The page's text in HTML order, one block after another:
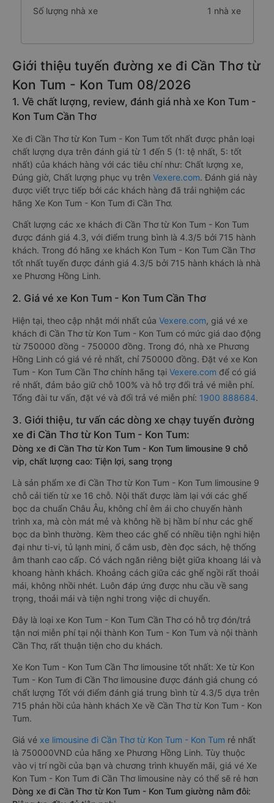
Số lượng nhà xe 1 nhà xe
Giới thiệu tuyến đường xe đi Cần Thơ từ
Kon Tum - Kon Tum 08/2026
1. Về chất lượng, review, đánh giá nhà xe Kon Tum -
Kon Tum Cần Thơ
Xe đi Cần Thơ từ Kon Tum - Kon Tum tốt nhất được phân loại
chất lượng dựa trên đánh giá từ 1 đến 5 (1: tệ nhất, 5: tốt
nhất) của khách hàng với các tiêu chí như: Chất lượng xe,
Đúng giờ, Chất lượng phục vụ trên Vexere.com. Đánh giá này
được viết trực tiếp bởi các khách hàng đã trải nghiệm các
hãng Xe Kon Tum - Kon Tum đi Cần Thơ.
Chất lượng các xe khách đi Cần Thơ từ Kon Tum - Kon Tum
được đánh giá 4.3, với điểm trung bình là 4.3/5 bởi 715 hành
khách. Trong đó hãng xe khách Kon Tum - Kon Tum Cần Thơ
tốt nhất tuyến được đánh giá 4.3/5 bởi 715 hành khách là nhà
xe Phương Hồng Linh.
2. Giá vé xe Kon Tum - Kon Tum Cần Thơ
Hiện tại, theo cập nhật mới nhất của Vexere.com, giá vé xe
khách đi Cần Thơ từ Kon Tum - Kon Tum có mức giá dao động
từ 750000 đồng - 750000 đồng. Trong đó, nhà xe Phương
Hồng Linh có giá vé rẻ nhất, chỉ 750000 đồng. Đặt vé xe Kon
Tum - Kon Tum Cần Thơ chính hãng tại Vexere.com để có giá
rẻ nhất, đảm bảo giữ chỗ 100% và hỗ trợ đổi trả vé miễn phí.
Tổng đài tư vấn, đặt vé và đổi trả vé miễn phí: 1900 888684.
3. Giới thiệu, tư vấn các dòng xe chạy tuyến đường
xe đi Cần Thơ từ Kon Tum - Kon Tum:
Dòng xe đi Cần Thơ từ Kon Tum - Kon Tum limousine 9 chỗ
vip, chất lượng cao: Tiện lợi, sang trọng
Là sản phẩm xe đi Cần Thơ từ Kon Tum - Kon Tum limousine 9
chỗ cải tiến từ xe 16 chỗ. Nội thất được làm lại với các ghế
bọc da chuẩn Châu Âu, không chỉ êm ái cho chuyến hành
trình xa, mà còn mát mẻ và không hề bị hầm bí như các ghế
bọc da bình thường. Kèm theo các ghế có nhiều tiện nghi hiện
đại như ti-vi, tủ lạnh mini, ổ cắm usb, đèn đọc sách, hệ thống
âm thanh cao cấp. Có vách ngăn riêng biệt giữa khoang lái và
khoang hành khách. Khoảng cách giữa các ghế ngồi rất thoải
mái, không nhồi nhét. Luôn đáp ứng được nhu cầu về sang
trọng, thoải mái và tiện nghi trong việc di chuyển.
Đây là loại xe Kon Tum - Kon Tum Cần Thơ có hỗ trợ đón/trả
tận nơi miễn phí tại nội thành Kon Tum - Kon Tum và nội thành
Cần Thơ, rất thuận tiện cho du khách.
Xe Kon Tum - Kon Tum Cần Thơ limousine tốt nhất: Xe từ Kon
Tum - Kon Tum đi Cần Thơ limousine được đánh giá chung có
chất lượng Tốt với điểm đánh giá trung bình từ 4.3/5 dựa trên
715 phản hồi của hành khách Xe về Cần Thơ từ Kon Tum - Kon
Tum.
Giá vé xe limousine đi Cần Thơ từ Kon Tum - Kon Tum rẻ nhất
là 750000VND của hãng xe Phương Hồng Linh. Tùy thuộc
vào vị trí ngồi của bạn và chương trình khuyến mãi, giá vé Xe
Kon Tum - Kon Tum đi Cần Thơ limousine này có thể sẽ rẻ hơn
Dòng xe đi Cần Thơ từ Kon Tum - Kon Tum giường nằm đôi: